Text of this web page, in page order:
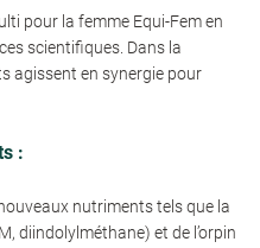
pour la femme Equi-Fem en
scientifiques. Dans la
agissent en synergie pour
:
nutriments tels que la
diindolylméthane) et de l’orpin